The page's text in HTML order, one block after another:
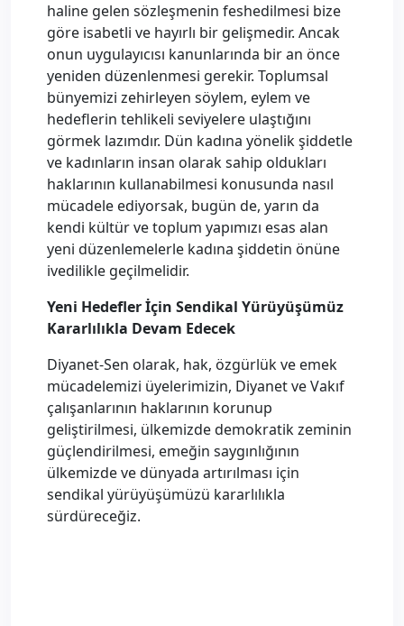
haline gelen sözleşmenin feshedilmesi bize
göre isabetli ve hayırlı bir gelişmedir. Ancak
onun uygulayıcısı kanunlarında bir an önce
yeniden düzenlenmesi gerekir. Toplumsal
bünyemizi zehirleyen söylem, eylem ve
hedeflerin tehlikeli seviyelere ulaştığını
görmek lazımdır. Dün kadına yönelik şiddetle
ve kadınların insan olarak sahip oldukları
haklarının kullanabilmesi konusunda nasıl
mücadele ediyorsak, bugün de, yarın da
kendi kültür ve toplum yapımızı esas alan
yeni düzenlemelerle kadına şiddetin önüne
ivedilikle geçilmelidir.
Yeni Hedefler İçin Sendikal Yürüyüşümüz
Kararlılıkla Devam Edecek
Diyanet-Sen olarak, hak, özgürlük ve emek
mücadelemizi üyelerimizin, Diyanet ve Vakıf
çalışanlarının haklarının korunup
geliştirilmesi, ülkemizde demokratik zeminin
güçlendirilmesi, emeğin saygınlığının
ülkemizde ve dünyada artırılması için
sendikal yürüyüşümüzü kararlılıkla
sürdüreceğiz.